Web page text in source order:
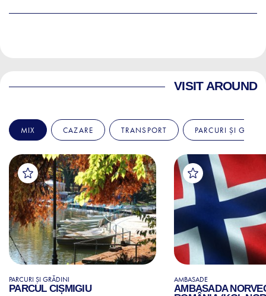
VISIT AROUND
MIX CAZARE TRANSPORT PARCURI ȘI
PARCURI ȘI GRĂDINI
PARCUL CIȘMIGIU
AMBASADE
AMBASADA